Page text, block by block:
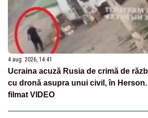
4 aug. 2026, 14:41
Ucraina acuză Rusia de crimă de
cu dronă asupra unui civil, în
filmat VIDEO